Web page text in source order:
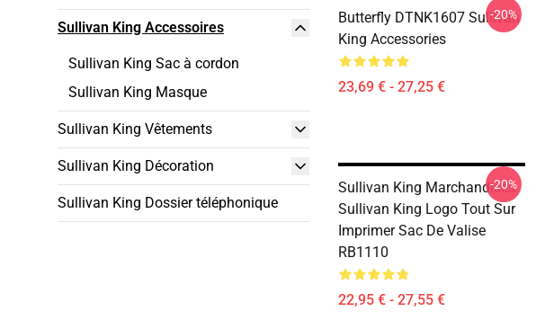
Sullivan King Accessoires
Sullivan King Sac à cordon
Sullivan King Masque
Sullivan King Vêtements
Sullivan King Décoration
Sullivan King Dossier téléphonique
Butterfly DTNK1607 Sullivan
King Accessories
23,69 € - 27,25 €
-20%
Sullivan King Marchandises
Sullivan King Logo Tout Sur
Imprimer Sac De Valise
RB1110
22,95 € - 27,55 €
-20%